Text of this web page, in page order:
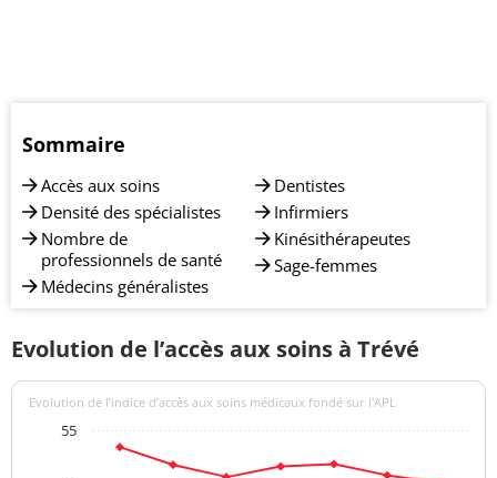
Sommaire
Accès aux soins
Densité des spécialistes
Nombre de
professionnels de santé
Médecins généralistes
Dentistes
Infirmiers
Kinésithérapeutes
Sage-femmes
Evolution de l’accès aux soins à Trévé
Evolution de l’indice d’accès aux soins médicaux fondé sur l'APL
55